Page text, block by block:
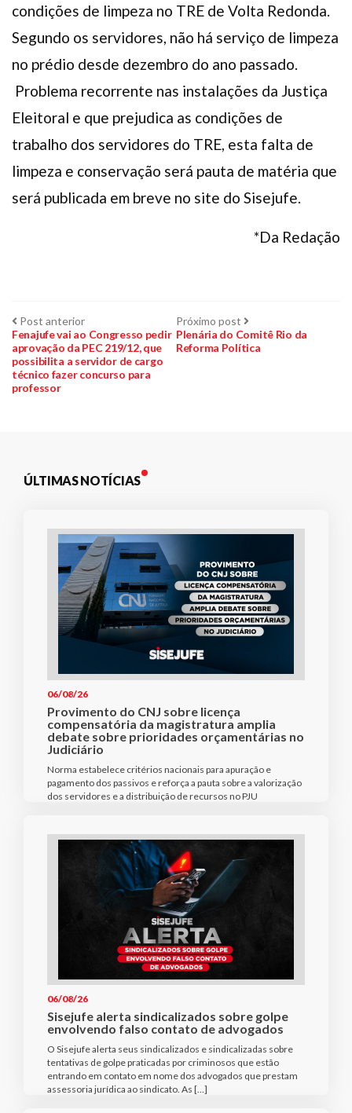
condições de limpeza no TRE de Volta Redonda.
Segundo os servidores, não há serviço de limpeza
no prédio desde dezembro do ano passado.
Problema recorrente nas instalações da Justiça
Eleitoral e que prejudica as condições de
trabalho dos servidores do TRE, esta falta de
limpeza e conservação será pauta de matéria que
será publicada em breve no site do Sisejufe.
*Da Redação
Navegação
de
Post
Post anteriorPost
anterior:
Fenajufe vai ao Congresso pedir
aprovação da PEC 219/12, que
possibilita a servidor de cargo
técnico fazer concurso para
professor
Próximo post Próximo
post:
Plenária do Comitê Rio da
Reforma Política
ÚLTIMAS NOTÍCIAS
06/08/26
Provimento do CNJ sobre licença
compensatória da magistratura amplia
debate sobre prioridades orçamentárias no
Judiciário
Norma estabelece critérios nacionais para apuração e
pagamento dos passivos e reforça a pauta sobre a valorização
dos servidores e a distribuição de recursos no PJU
06/08/26
Sisejufe alerta sindicalizados sobre golpe
envolvendo falso contato de advogados
O Sisejufe alerta seus sindicalizados e sindicalizadas sobre
tentativas de golpe praticadas por criminosos que estão
entrando em contato em nome dos advogados que prestam
assessoria jurídica ao sindicato. As […]